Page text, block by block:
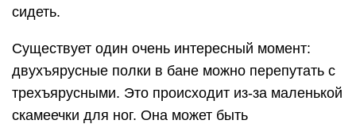
сидеть.
Существует один очень интересный момент:
двухъярусные полки в бане можно перепутать с
трехъярусными. Это происходит из-за маленькой
скамеечки для ног. Она может быть